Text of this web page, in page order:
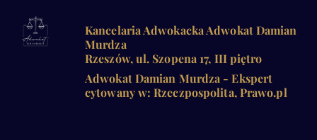
Kancelaria Adwokacka Adwokat Damian
Murdza
Rzeszów, ul. Szopena 17, III piętro
Adwokat Damian Murdza - Ekspert
cytowany w: Rzeczpospolita, Prawo.pl